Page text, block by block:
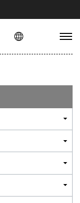
PL EN
odpowiedzi
akcjonariuszami